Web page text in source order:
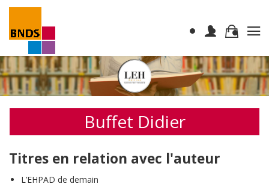
Buffet Didier
Titres en relation avec l'auteur
L’EHPAD de demain